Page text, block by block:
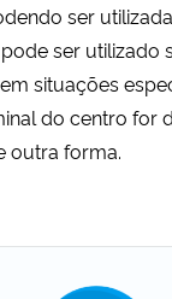
ser
pode ser
situações
do centro for
outra forma.